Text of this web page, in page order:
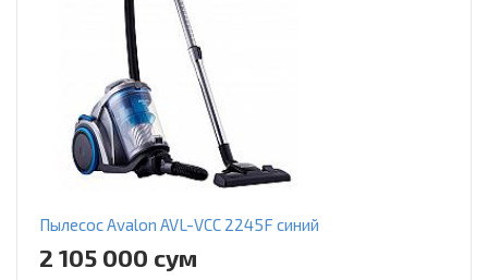
Пылесос Avalon AVL-VCC 2245F синий
2 105 000 сум